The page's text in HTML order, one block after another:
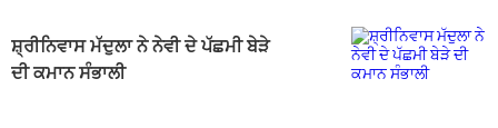
ਸ਼੍ਰੀਨਿਵਾਸ ਮੱਦੁਲਾ ਨੇ ਨੇਵੀ ਦੇ ਪੱਛਮੀ ਬੇੜੇ
ਦੀ ਕਮਾਨ ਸੰਭਾਲੀ